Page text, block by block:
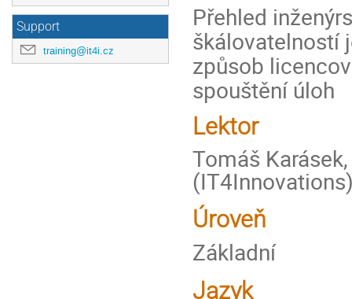
Support
training@it4i.cz
Přehled
škálovatelností
způsob
spouštění úloh
Lektor
Tomáš
Úroveň
Základní
Jazyk